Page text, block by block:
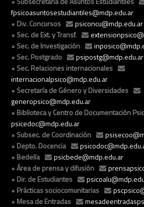
fpsicoasuntosestudiantiles@mdp.edu.ar
Div. Concursos
psiconcu@mdp.edu.ar
Sec. de Ext. y Transf.
Sec. de Investigación
Sec. Postgrado
psipostg@mdp.edu.ar
Sec. Relaciones internacionales
internacionalpsico@mdp.edu.ar
Secretaría de Género y Diversidades
generopsico@mdp.edu.ar
Biblioteca y Centro de Documentación
psicedoc@mdp.edu.ar
Subsec. de Coordinación
Depto. Docencia
Bedelía
psicbede@mdp.edu.ar
Área de prensa y difusión
Dir. de Estudiantes
Prácticas sociocomunitarias
Mesa de Entradas